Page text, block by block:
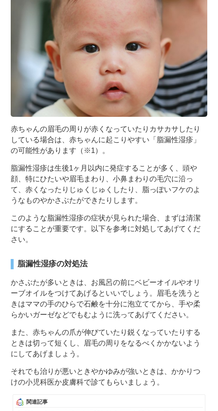
赤ちゃんの眉毛の周りが赤くなっていたりカサカサしたり
している場合は、赤ちゃんに起こりやすい「脂漏性湿疹」
の可能性があります（※1）。
脂漏性湿疹は生後1ヶ月以内に発症することが多く、頭や
顔、特にひたいや眉毛まわり、小鼻まわりの毛穴に沿っ
て、赤くなったりじゅくじゅくしたり、脂っぽいフケのよ
うなものやかさぶたができたりします。
このような脂漏性湿疹の症状が見られた場合、まずは清潔
にすることが重要です。以下を参考に対処してあげてくだ
さい。
脂漏性湿疹の対処法
かさぶたが多いときは、お風呂の前にベビーオイルやオリ
ーブオイルをつけてあげるといいでしょう。眉毛を洗うと
きはママの手のひらで石鹸を十分に泡立ててから、手や柔
らかいガーゼなどでもむように洗ってあげてください。
また、赤ちゃんの爪が伸びていたり鋭くなっていたりする
ときは切って短くし、眉毛の周りをなるべくかかないよう
にしてあげましょう。
それでも治りが悪いときやかゆみが強いときは、かかりつ
けの小児科医か皮膚科で診てもらいましょう。
関連記事